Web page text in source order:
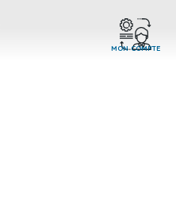
MON COMPTE